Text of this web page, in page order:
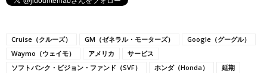
Cruise（クルーズ） GM（ゼネラル・モーターズ）
Google（グーグル）
Waymo（ウェイモ）
アメリカ
サービス
ソフトバンク・ビジョン・ファンド（SVF）
ホンダ（Honda）
延期